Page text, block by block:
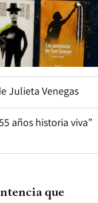
Julieta Venegas
años historia viva”
que